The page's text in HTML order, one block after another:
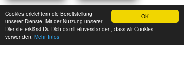
OK
Cookies erleichtern die Bereitstellung
unserer Dienste. Mit der Nutzung unserer
Dienste erklärst Du Dich damit einverstanden, dass wir Cookies
verwenden. Mehr Infos